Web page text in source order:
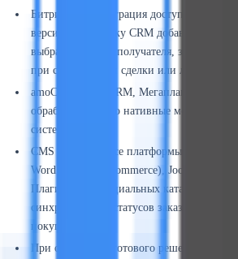
Битрикс24. Интеграция доступна для
версий. В карточку CRM добавляется
выбрать шаблон, получателя, запустить
при смене стадии сделки или лида.
amoCRM, RetailCRM, Мегаплан.
обработчики либо нативные модули из
систем.
CMS и e-commerce платформы: 1С-
WordPress (WooCommerce), Joomla,
Плагины из официальных каталогов
синхронизацию статусов заказов с SMS-
покупателей.
При отсутствии готового решения